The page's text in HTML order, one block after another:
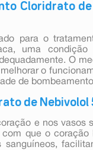
Cloridrato
para o
uma
O
o
de
de
e nos vasos
que o coração
sanguíneos,